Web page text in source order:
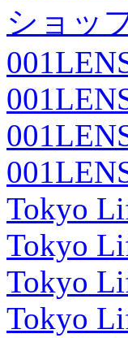
ショッ
Tokyo
Tokyo
Tokyo
Tokyo